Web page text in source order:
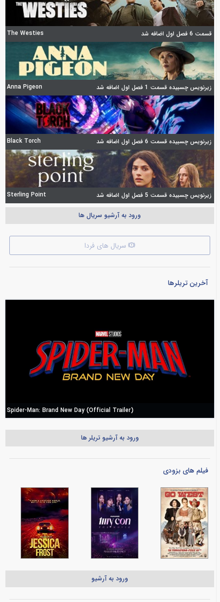
قسمت 6 فصل اول اضافه شد The Westies
زیرنویس چسبیده قسمت 1 فصل اول اضافه شد Anna Pigeon
زیرنویس چسبیده قسمت 6 فصل اول اضافه شد Black Torch
زیرنویس چسبیده قسمت 5 فصل اول اضافه شد Sterling Point
ورود به آرشیو سریال ها
سریال های فردا
آخرین تریلرها
Spider-Man: Brand New Day (Official Trailer)
ورود به آرشیو تریلر ها
فیلم های بزودی
ورود به آرشیو